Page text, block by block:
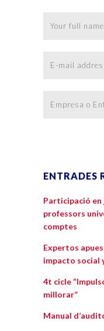
ENTRADES
Participació
professors
comptes
Expertos
impacto social
4t cicle
millorar”
Manual